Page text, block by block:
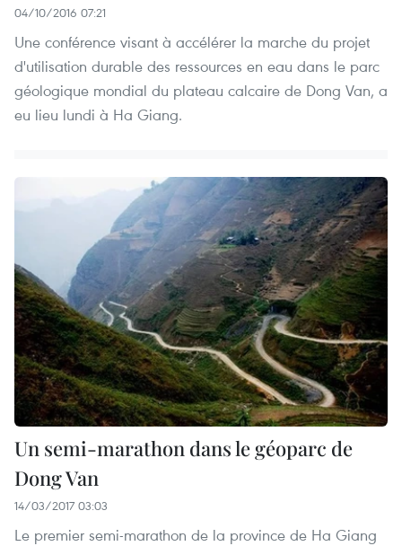
04/10/2016 07:21
Une conférence visant à accélérer la marche du projet
d'utilisation durable des ressources en eau dans le parc
géologique mondial du plateau calcaire de Dong Van, a
eu lieu lundi à Ha Giang.
Un semi-marathon dans le géoparc de
Dong Van
14/03/2017 03:03
Le premier semi-marathon de la province de Ha Giang